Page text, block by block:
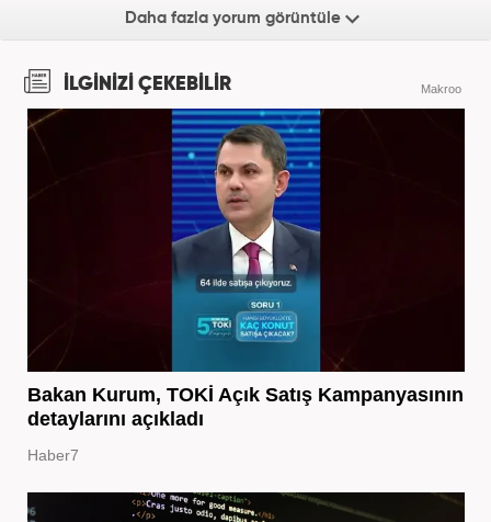
Daha fazla yorum görüntüle
İLGİNİZİ ÇEKEBİLİR Makroo
Bakan Kurum, TOKİ Açık Satış Kampanyasının
detaylarını açıkladı
Haber7